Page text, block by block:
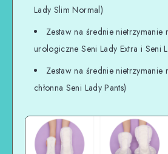
Lady Slim Normal)
Zestaw na średnie nietrzymanie
urologiczne Seni Lady Extra i Seni
Zestaw na średnie nietrzymanie
chłonna Seni Lady Pants)